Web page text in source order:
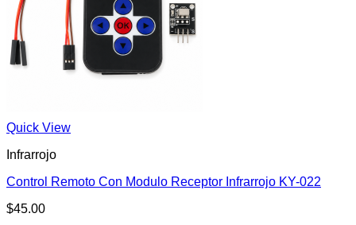
Quick View
Infrarrojo
Control Remoto Con Modulo Receptor Infrarrojo KY-022
$45.00